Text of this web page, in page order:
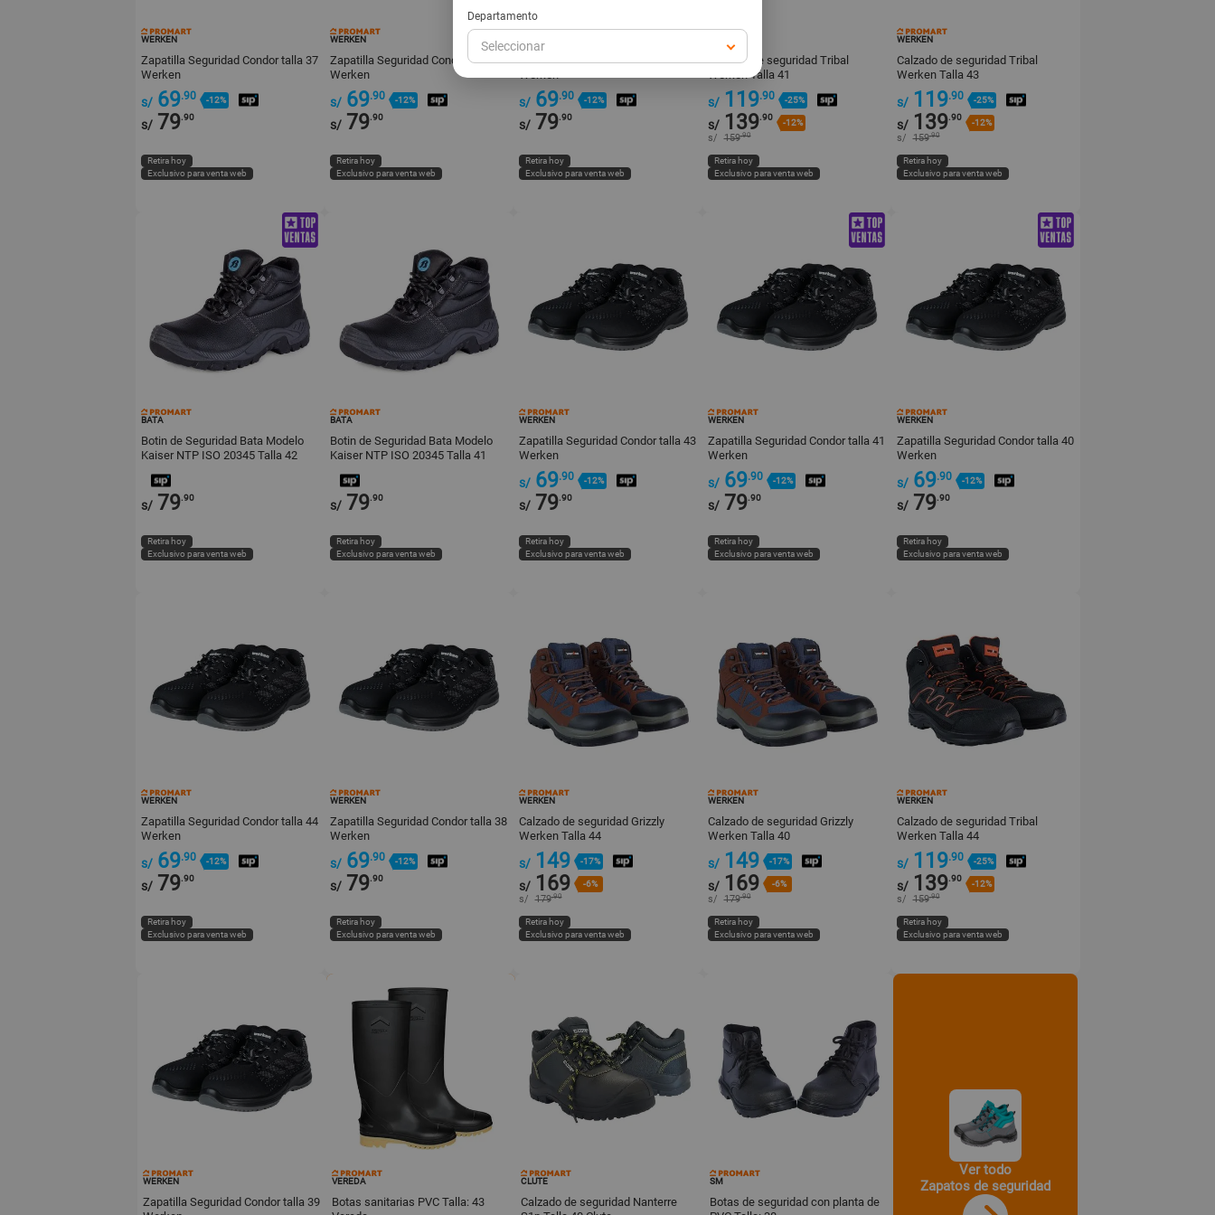
WERKEN
Zapatilla Seguridad Condor talla 37
Werken
s/ 69.90 -12%
s/ 79.90
Retira hoy
Exclusivo para venta web
WERKEN
Zapatilla Seguridad Condor talla 36
Werken
s/ 69.90 -12%
s/ 79.90
Retira hoy
Exclusivo para venta web
Zapatilla Seguridad Condor talla 42
Werken
s/ 69.90 -12%
s/ 79.90
Retira hoy
Exclusivo para venta web
Calzado de seguridad Tribal
Werken Talla 41
s/ 119.90 -25%
s/ 139.90
-12%
s/ 159.90
Retira hoy
Exclusivo para venta web
WERKEN
Calzado de seguridad Tribal
Werken Talla 43
s/ 119.90 -25%
s/ 139.90
-12%
s/ 159.90
Retira hoy
Exclusivo para venta web
BATA
Botin de Seguridad Bata Modelo
Kaiser NTP ISO 20345 Talla 42
s/ 79.90
Retira hoy
Exclusivo para venta web
BATA
Botin de Seguridad Bata Modelo
Kaiser NTP ISO 20345 Talla 41
s/ 79.90
Retira hoy
Exclusivo para venta web
WERKEN
Zapatilla Seguridad Condor talla 43
Werken
s/ 69.90 -12%
s/ 79.90
Retira hoy
Exclusivo para venta web
WERKEN
Zapatilla Seguridad Condor talla 41
Werken
s/ 69.90 -12%
s/ 79.90
Retira hoy
Exclusivo para venta web
WERKEN
Zapatilla Seguridad Condor talla 40
Werken
s/ 69.90 -12%
s/ 79.90
Retira hoy
Exclusivo para venta web
WERKEN
Zapatilla Seguridad Condor talla 44
Werken
s/ 69.90 -12%
s/ 79.90
Retira hoy
Exclusivo para venta web
WERKEN
Zapatilla Seguridad Condor talla 38
Werken
s/ 69.90 -12%
s/ 79.90
Retira hoy
Exclusivo para venta web
WERKEN
Calzado de seguridad Grizzly
Werken Talla 44
s/ 149 -17%
s/ 169 -6%
s/ 179.90
Retira hoy
Exclusivo para venta web
WERKEN
Calzado de seguridad Grizzly
Werken Talla 40
s/ 149 -17%
s/ 169 -6%
s/ 179.90
Retira hoy
Exclusivo para venta web
WERKEN
Calzado de seguridad Tribal
Werken Talla 44
s/ 119.90 -25%
s/ 139.90
-12%
s/ 159.90
Retira hoy
Exclusivo para venta web
WERKEN
Zapatilla Seguridad Condor talla 39
VEREDA
Botas sanitarias PVC Talla: 43
CLUTE
Calzado de seguridad Nanterre
SM
Botas de seguridad con planta de
Ver todo
Zapatos de seguridad
Departamento
Seleccionar